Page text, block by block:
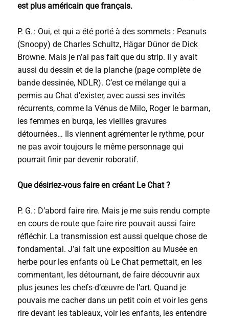
est plus américain que français.
P. G. : Oui, et qui a été porté à des sommets : Peanuts
(Snoopy) de Charles Schultz, Hägar Dünor de Dick
Browne. Mais je n’ai pas fait que du strip. Il y avait
aussi du dessin et de la planche (page complète de
bande dessinée, NDLR). C’est ce mélange qui a
permis au Chat d’exister, avec aussi ses invités
récurrents, comme la Vénus de Milo, Roger le barman,
les femmes en burqa, les vieilles gravures
détournées… Ils viennent agrémenter le rythme, pour
ne pas avoir toujours le même personnage qui
pourrait finir par devenir roboratif.
Que désiriez-vous faire en créant Le Chat ?
P. G. : D’abord faire rire. Mais je me suis rendu compte
en cours de route que faire rire pouvait aussi faire
réfléchir. La transmission est aussi quelque chose de
fondamental. J’ai fait une exposition au Musée en
herbe pour les enfants où Le Chat permettait, en les
commentant, les détournant, de faire découvrir aux
plus jeunes les chefs-d’œuvre de l’art. Quand je
pouvais me cacher dans un petit coin et voir les gens
rire devant les tableaux, voir les enfants, les entendre